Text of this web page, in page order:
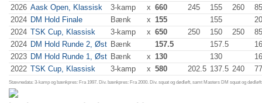
2026 Aask Open, Klassisk 3-kamp x 660 245 155 260
2024 DM Hold Finale Bænk x 155 155
2024 TSK Cup, Klassisk 3-kamp x 650 250 150 250
2024 DM Hold Runde 2, Øst Bænk 157.5 157.5
2023 DM Hold Runde 1, Øst Bænk x 130 130
2022 TSK Cup, Klassisk 3-kamp x 580 202.5 137.5 240
Stævnedata: 3-kamp og bænkpres: Fra 1997. Div. bænkpres: Fra 2000. Div. squat og dødløft, samt Masters DM squat og